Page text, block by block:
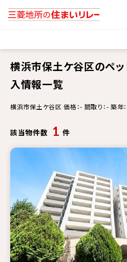
横浜市保土ケ谷区のペッ
入情報一覧
横浜市保土ケ谷区 価格：- 間取り：- 築年：- 専有面積：- 徒歩分：- 更新情
該当物件数 1 件